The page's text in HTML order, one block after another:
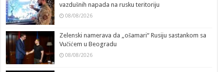
vazdušnih napada na rusku teritoriju
08/08/2026
Zelenski namerava da „ošamari“ Rusiju sastankom sa
Vučićem u Beogradu
08/08/2026